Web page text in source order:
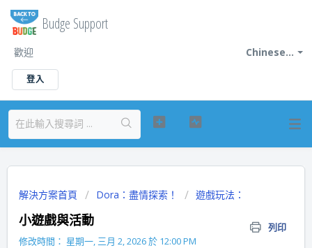
Budge Support
Chinese...
歡迎
登入
解決方案首頁 Dora：盡情探索！ 遊戲玩法：
小遊戲與活動
列印
修改時間： 星期一, 三月 2, 2026 於 12:00 PM